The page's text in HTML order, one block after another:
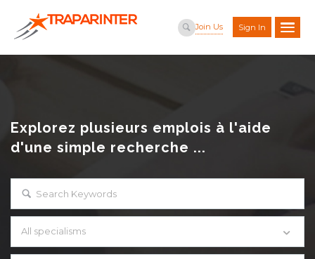
Join Us Sign In
Explorez plusieurs emplois à l'aide
d'une simple recherche ...
All specialisms